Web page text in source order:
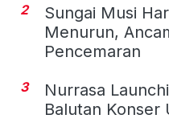
2
Sungai Musi
Menurun,
Pencemaran
3
Nurrasa
Balutan Konser